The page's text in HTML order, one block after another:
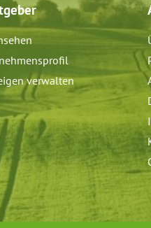
verwalten